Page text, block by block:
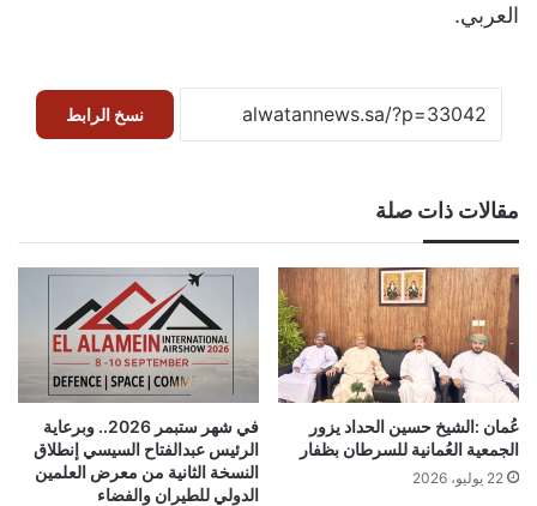
العربي.
نسخ الرابط
مقالات ذات صلة
عُمان :الشيخ حسين الحداد يزور
الجمعية العُمانية للسرطان بظفار
22 يوليو، 2026
في شهر ستبمر 2026.. وبرعاية
الرئيس عبدالفتاح السيسي إنطلاق
النسخة الثانية من معرض العلمين
الدولي للطيران والفضاء